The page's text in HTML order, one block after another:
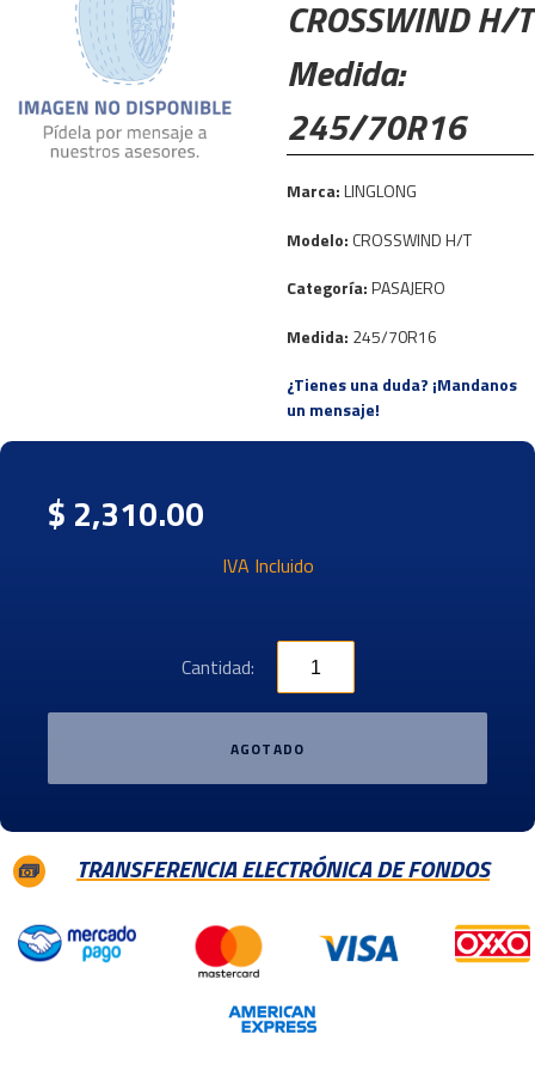
CROSSWIND H/T
Medida:
245/70R16
Marca:LINGLONG
Modelo: CROSSWIND H/T
Categoría:PASAJERO
Medida: 245/70R16
¿Tienes una duda? ¡Mandanos
un mensaje!
$ 2,310.00
IVA Incluido
Cantidad:
AGOTADO
TRANSFERENCIA ELECTRÓNICA DE FONDOS